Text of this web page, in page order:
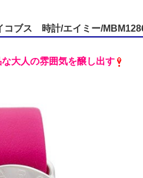
コブス 時計/エイミー/
大人の雰囲気を醸し出す